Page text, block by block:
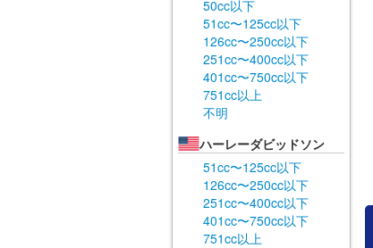
50cc以下
51cc〜125cc以下
126cc〜250cc以下
251cc〜400cc以下
401cc〜750cc以下
751cc以上
不明
ハーレーダビッドソン
51cc〜125cc以下
126cc〜250cc以下
251cc〜400cc以下
401cc〜750cc以下
751cc以上